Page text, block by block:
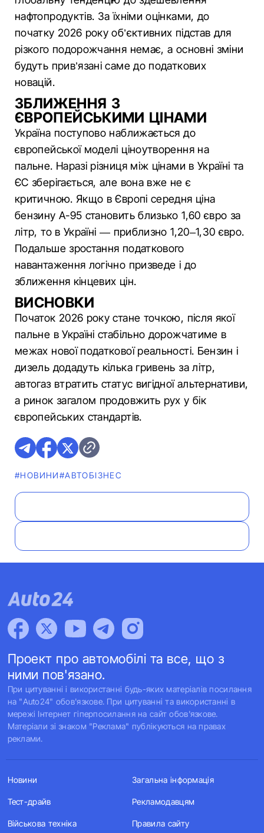
нафтопродуктів. За їхніми оцінками, до
початку 2026 року об’єктивних підстав для
різкого подорожчання немає, а основні зміни
будуть прив’язані саме до податкових
новацій.
ЗБЛИЖЕННЯ З
ЄВРОПЕЙСЬКИМИ ЦІНАМИ
Україна поступово наближається до
європейської моделі ціноутворення на
пальне. Наразі різниця між цінами в Україні та
ЄС зберігається, але вона вже не є
критичною. Якщо в Європі середня ціна
бензину А-95 становить близько 1,60 євро за
літр, то в Україні — приблизно 1,20–1,30 євро.
Подальше зростання податкового
навантаження логічно призведе і до
зближення кінцевих цін.
ВИСНОВКИ
Початок 2026 року стане точкою, після якої
пальне в Україні стабільно дорожчатиме в
межах нової податкової реальності. Бензин і
дизель додадуть кілька гривень за літр,
автогаз втратить статус вигідної альтернативи,
а ринок загалом продовжить рух у бік
європейських стандартів.
#НОВИНИ#АВТОБІЗНЕС
Проект про автомобілі та все, що з
ними пов'язано.
При цитуванні і використанні будь-яких матеріалів посилання
на "Auto24" обов'язкове. При цитуванні та використанні в
мережі Інтернет гіперпосилання на сайт обов'язкове.
Матеріали зі знаком "Реклама" публікуються на правах
реклами.
Новини
Тест-драйв
Військова техніка
Загальна інформація
Рекламодавцям
Правила сайту